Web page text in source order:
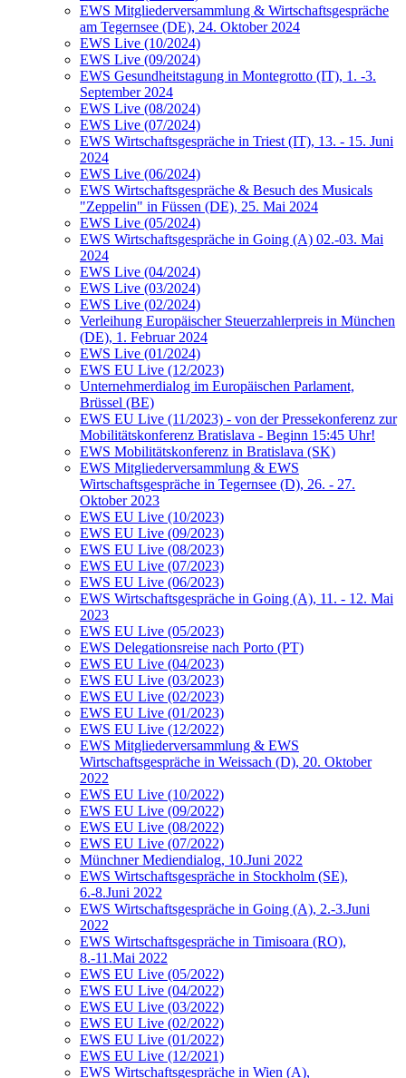
EWS Mitgliederversammlung & Wirtschaftsgespräche
am Tegernsee (DE), 24. Oktober 2024
EWS Live (10/2024)
EWS Live (09/2024)
EWS Gesundheitstagung in Montegrotto (IT), 1. -3.
September 2024
EWS Live (08/2024)
EWS Live (07/2024)
EWS Wirtschaftsgespräche in Triest (IT), 13. - 15. Juni
2024
EWS Live (06/2024)
EWS Wirtschaftsgespräche & Besuch des Musicals
"Zeppelin" in Füssen (DE), 25. Mai 2024
EWS Live (05/2024)
EWS Wirtschaftsgespräche in Going (A) 02.-03. Mai
2024
EWS Live (04/2024)
EWS Live (03/2024)
EWS Live (02/2024)
Verleihung Europäischer Steuerzahlerpreis in München
(DE), 1. Februar 2024
EWS Live (01/2024)
EWS EU Live (12/2023)
Unternehmerdialog im Europäischen Parlament,
Brüssel (BE)
EWS EU Live (11/2023) - von der Pressekonferenz zur
Mobilitätskonferenz Bratislava - Beginn 15:45 Uhr!
EWS Mobilitätskonferenz in Bratislava (SK)
EWS Mitgliederversammlung & EWS
Wirtschaftsgespräche in Tegernsee (D), 26. - 27.
Oktober 2023
EWS EU Live (10/2023)
EWS EU Live (09/2023)
EWS EU Live (08/2023)
EWS EU Live (07/2023)
EWS EU Live (06/2023)
EWS Wirtschaftsgespräche in Going (A), 11. - 12. Mai
2023
EWS EU Live (05/2023)
EWS Delegationsreise nach Porto (PT)
EWS EU Live (04/2023)
EWS EU Live (03/2023)
EWS EU Live (02/2023)
EWS EU Live (01/2023)
EWS EU Live (12/2022)
EWS Mitgliederversammlung & EWS
Wirtschaftsgespräche in Weissach (D), 20. Oktober
2022
EWS EU Live (10/2022)
EWS EU Live (09/2022)
EWS EU Live (08/2022)
EWS EU Live (07/2022)
Münchner Mediendialog, 10.Juni 2022
EWS Wirtschaftsgespräche in Stockholm (SE),
6.-8.Juni 2022
EWS Wirtschaftsgespräche in Going (A), 2.-3.Juni
2022
EWS Wirtschaftsgespräche in Timisoara (RO),
8.-11.Mai 2022
EWS EU Live (05/2022)
EWS EU Live (04/2022)
EWS EU Live (03/2022)
EWS EU Live (02/2022)
EWS EU Live (01/2022)
EWS EU Live (12/2021)
EWS Wirtschaftsgespräche in Wien (A),